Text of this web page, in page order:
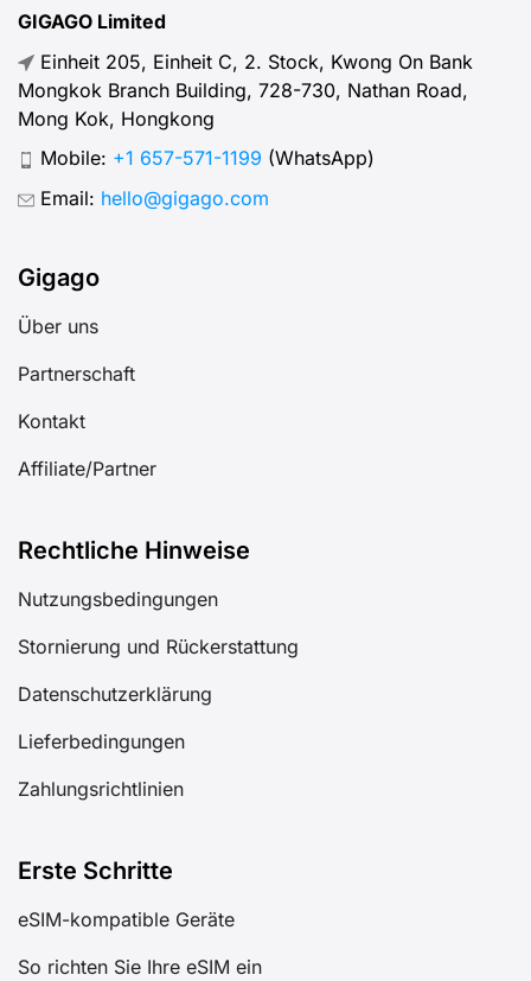
GIGAGO Limited
Einheit 205, Einheit C, 2. Stock, Kwong On Bank
Mongkok Branch Building, 728-730, Nathan Road,
Mong Kok, Hongkong
Mobile: +1 657-571-1199 (WhatsApp)
Email: hello@gigago.com
Gigago
Über uns
Partnerschaft
Kontakt
Affiliate/Partner
Rechtliche Hinweise
Nutzungsbedingungen
Stornierung und Rückerstattung
Datenschutzerklärung
Lieferbedingungen
Zahlungsrichtlinien
Erste Schritte
eSIM-kompatible Geräte
So richten Sie Ihre eSIM ein